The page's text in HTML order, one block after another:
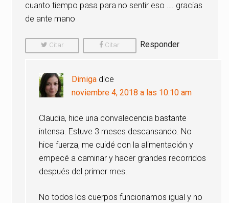
cuanto tiempo pasa para no sentir eso …. gracias
de ante mano
Citar
Comentario
Citar
Comentario
Responder
Dimiga dice
noviembre 4, 2018 a las 10:10 am
Claudia, hice una convalecencia bastante
intensa. Estuve 3 meses descansando. No
hice fuerza, me cuidé con la alimentación y
empecé a caminar y hacer grandes recorridos
después del primer mes.
No todos los cuerpos funcionamos igual y no